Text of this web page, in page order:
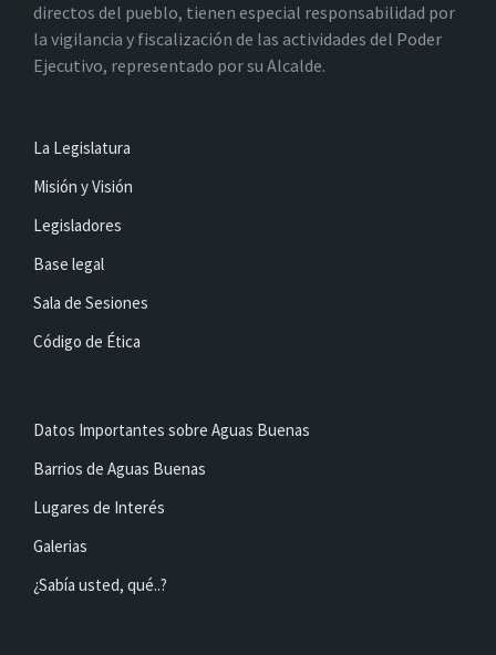
directos del pueblo, tienen especial responsabilidad por
la vigilancia y fiscalización de las actividades del Poder
Ejecutivo, representado por su Alcalde.
La Legislatura
Misión y Visión
Legisladores
Base legal
Sala de Sesiones
Código de Ética
Datos Importantes sobre Aguas Buenas
Barrios de Aguas Buenas
Lugares de Interés
Galerias
¿Sabía usted, qué..?